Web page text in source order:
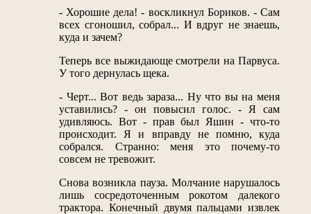
- Хорошие дела! - воскликнул Бориков. - Сам
всех сгоношил, собрал... И вдруг не знаешь,
куда и зачем?
Теперь все выжидающе смотрели на Парвуса.
У того дернулась щека.
- Черт... Вот ведь зараза... Ну что вы на меня
уставились? - он повысил голос. - Я сам
удивляюсь. Вот - прав был Яшин - что-то
происходит. Я и вправду не помню, куда
собрался. Странно: меня это почему-то
совсем не тревожит.
Снова возникла пауза. Молчание нарушалось
лишь сосредоточенным рокотом далекого
трактора. Конечный двумя пальцами извлек